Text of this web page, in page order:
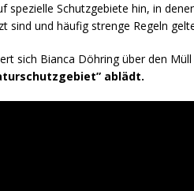
spe­zi­el­le Schutz­ge­bie­te hin, in
sind und häu­fig stren­ge Regeln
sich Bian­ca Döh­ring über den
ablädt.